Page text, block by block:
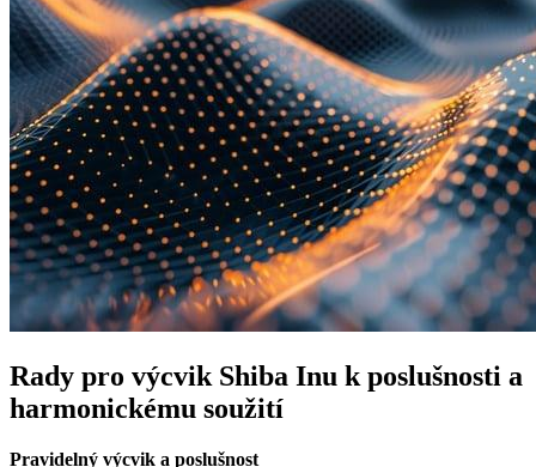
Rady pro výcvik Shiba Inu k poslušnosti a
harmonickému soužití
Pravidelný výcvik a poslušnost